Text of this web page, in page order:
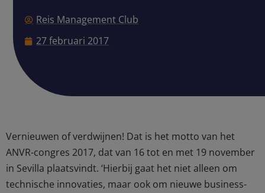
Reis Management Club
27 februari 2017
Vernieuwen of verdwijnen! Dat is het motto van het
ANVR-congres 2017, dat van 16 tot en met 19 november
in Sevilla plaatsvindt. ‘Hierbij gaat het niet alleen om
technische innovaties, maar ook om nieuwe business-